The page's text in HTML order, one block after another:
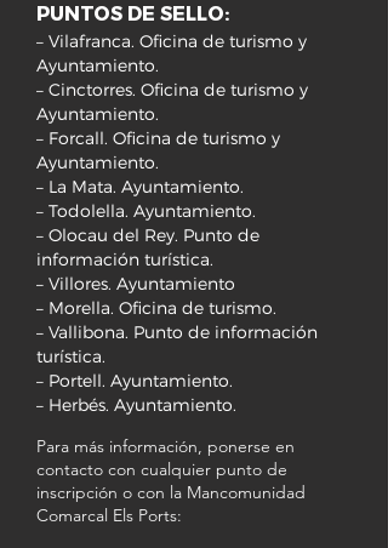
PUNTOS DE SELLO:
– Vilafranca. Oficina de turismo y
Ayuntamiento.
– Cinctorres. Oficina de turismo y
Ayuntamiento.
– Forcall. Oficina de turismo y
Ayuntamiento.
– La Mata. Ayuntamiento.
– Todolella. Ayuntamiento.
– Olocau del Rey. Punto de
información turística.
– Villores. Ayuntamiento
– Morella. Oficina de turismo.
– Vallibona. Punto de información
turística.
– Portell. Ayuntamiento.
– Herbés. Ayuntamiento.
Para más información, ponerse en
contacto con cualquier punto de
inscripción o con la Mancomunidad
Comarcal Els Ports: